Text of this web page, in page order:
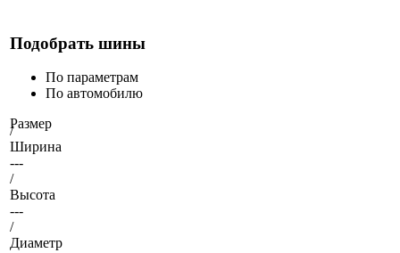
Подобрать шины
По параметрам
По автомобилю
Размер
/
Ширина
---
/
Высота
---
/
Диаметр